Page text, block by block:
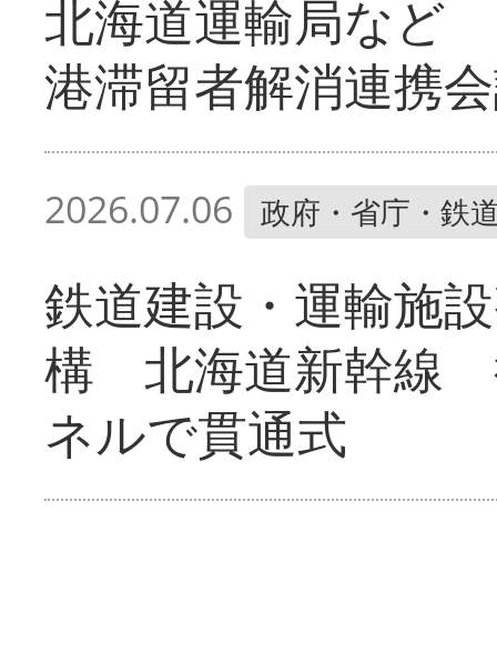
北海道運輸局など
港滞留者解消連携
2026.07.06 政府・省庁・鉄
鉄道建設・運輸施
構 北海道新幹線
ネルで貫通式